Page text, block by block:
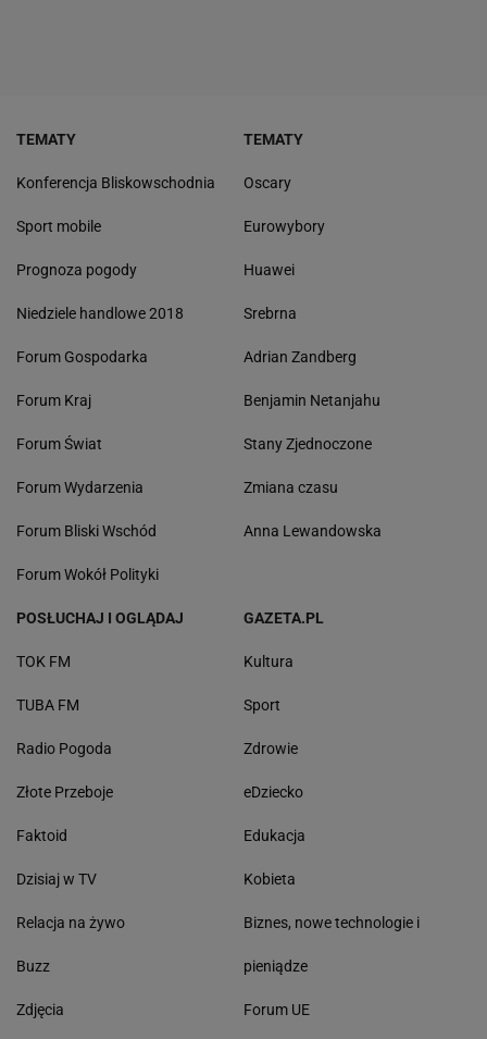
TEMATY
Konferencja Bliskowschodnia
Sport mobile
Prognoza pogody
Niedziele handlowe 2018
Forum Gospodarka
Forum Kraj
Forum Świat
Forum Wydarzenia
Forum Bliski Wschód
Forum Wokół Polityki
TEMATY
Oscary
Eurowybory
Huawei
Srebrna
Adrian Zandberg
Benjamin Netanjahu
Stany Zjednoczone
Zmiana czasu
Anna Lewandowska
POSŁUCHAJ I OGLĄDAJ
TOK FM
TUBA FM
Radio Pogoda
Złote Przeboje
Faktoid
Dzisiaj w TV
Relacja na żywo
Buzz
Zdjęcia
GAZETA.PL
Kultura
Sport
Zdrowie
eDziecko
Edukacja
Kobieta
Biznes, nowe technologie i
pieniądze
Forum UE